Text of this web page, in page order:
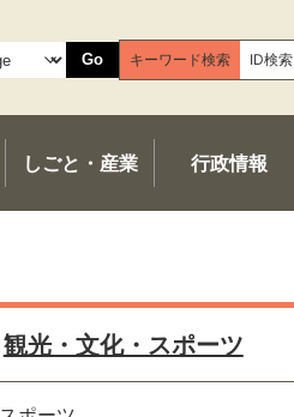
Go キーワード検索 ID検索
しごと・産業 行政情報
観光・文化・スポーツ